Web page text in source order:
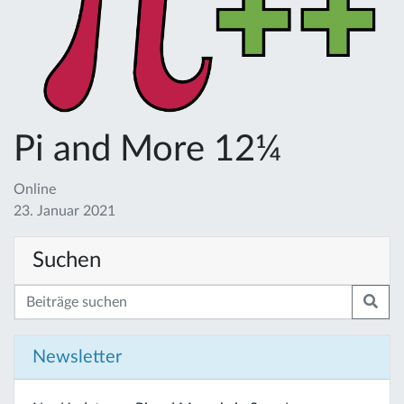
Pi and More 12¼
Online
23. Januar 2021
Suchen
Newsletter